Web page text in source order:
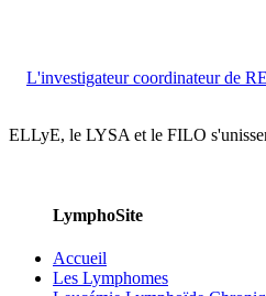
L'investigateur coordinateur de
ELLyE, le LYSA et le FILO
LymphoSite
Accueil
Les Lymphomes